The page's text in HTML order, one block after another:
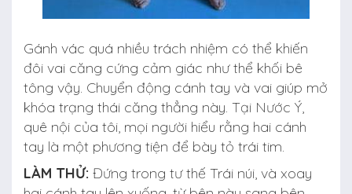
Gánh vác quá nhiều trách nhiệm có thể khiến
đôi vai căng cứng cảm giác như thể khối bê
tông vậy. Chuyển động cánh tay và vai giúp mở
khóa trạng thái căng thẳng này. Tại Nước Ý,
quê nội của tôi, mọi người hiểu rằng hai cánh
tay là một phương tiện để bày tỏ trái tim.
LÀM THỬ: Đứng trong tư thế Trái núi, và xoay